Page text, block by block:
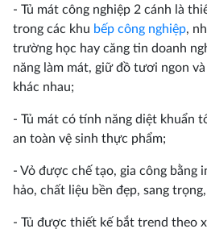
- Tủ mát công nghiệp 2 cánh là
trong các khu bếp công nghiệp,
trường học hay căng tin doanh
năng làm mát, giữ đồ tươi ngon
khác nhau;
- Tủ mát có tính năng diệt khuẩn
an toàn vệ sinh thực phẩm;
- Vỏ được chế tạo, gia công bằng
hảo, chất liệu bền đẹp, sang
- Tủ được thiết kế bắt trend theo